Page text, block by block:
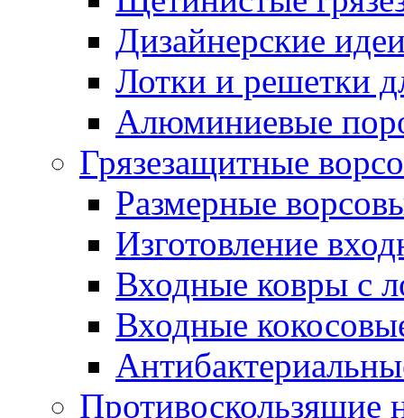
Дизайнерские
Лотки и решетки
Алюминиевые
Грязезащитные
Размерные
Изготовление
Входные ковры с
Входные
Противоскользящие